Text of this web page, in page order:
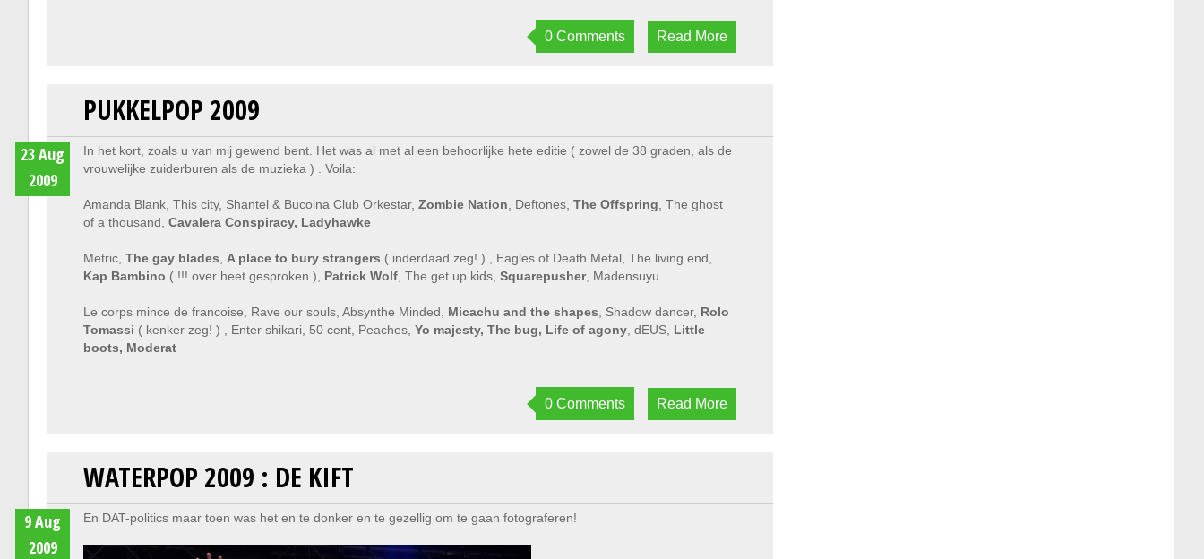
0 Comments Read More
PUKKELPOP 2009
23 Aug
2009
In het kort, zoals u van mij gewend bent. Het was al met al een behoorlijke hete editie ( zowel de 38 graden, als de
vrouwelijke zuiderburen als de muzieka ) . Voila:
Amanda Blank, This city, Shantel & Bucoina Club Orkestar, Zombie Nation , Deftones, The Offspring , The ghost
of a thousand, Cavalera Conspiracy, Ladyhawke
Metric, The gay blades A place to bury strangers ( inderdaad zeg! ) , Eagles of Death Metal, The living end,
Kap Bambino ( !!! over heet gesproken ), Patrick Wolf, The get up kids, Squarepusher, Madensuyu
Le corps mince de francoise, Rave our souls, Absynthe Minded, Micachu and the shapes , Shadow dancer, Rolo
Tomassi ( kenker zeg! ) , Enter shikari, 50 cent, Peaches, Yo majesty, The bug, Life of agony, dEUS, Little
boots, Moderat
0 Comments Read More
WATERPOP 2009 : DE KIFT
9 Aug
2009
En DAT-politics maar toen was het en te donker en te gezellig om te gaan fotograferen!